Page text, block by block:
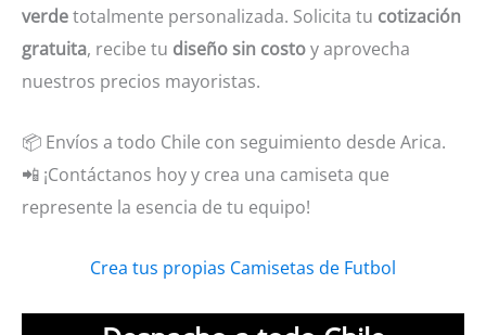
verdetotalmente personalizada. Solicita tu cotización
gratuita, recibe tu diseño sin costoy aprovecha
nuestros precios mayoristas.
📦 Envíos a todo Chile con seguimiento desde Arica.
📲 ¡Contáctanos hoy y crea una camiseta que
represente la esencia de tu equipo!
Crea tus propias Camisetas de Futbol